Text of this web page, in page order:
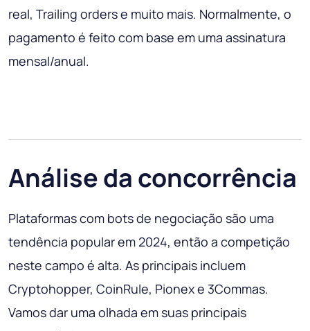
real, Trailing orders e muito mais. Normalmente, o
pagamento é feito com base em uma assinatura
mensal/anual.
Análise da concorrência
Plataformas com bots de negociação são uma
tendência popular em 2024, então a competição
neste campo é alta. As principais incluem
Cryptohopper, CoinRule, Pionex e 3Commas.
Vamos dar uma olhada em suas principais